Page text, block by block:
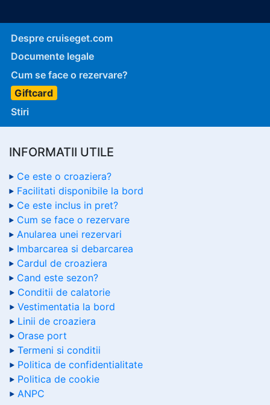
Despre cruiseget.com
Documente legale
Cum se face o rezervare?
Giftcard
Stiri
INFORMATII UTILE
Ce este o croaziera?
Facilitati disponibile la bord
Ce este inclus in pret?
Cum se face o rezervare
Anularea unei rezervari
Imbarcarea si debarcarea
Cardul de croaziera
Cand este sezon?
Conditii de calatorie
Vestimentatia la bord
Linii de croaziera
Orase port
Termeni si conditii
Politica de confidentialitate
Politica de cookie
ANPC